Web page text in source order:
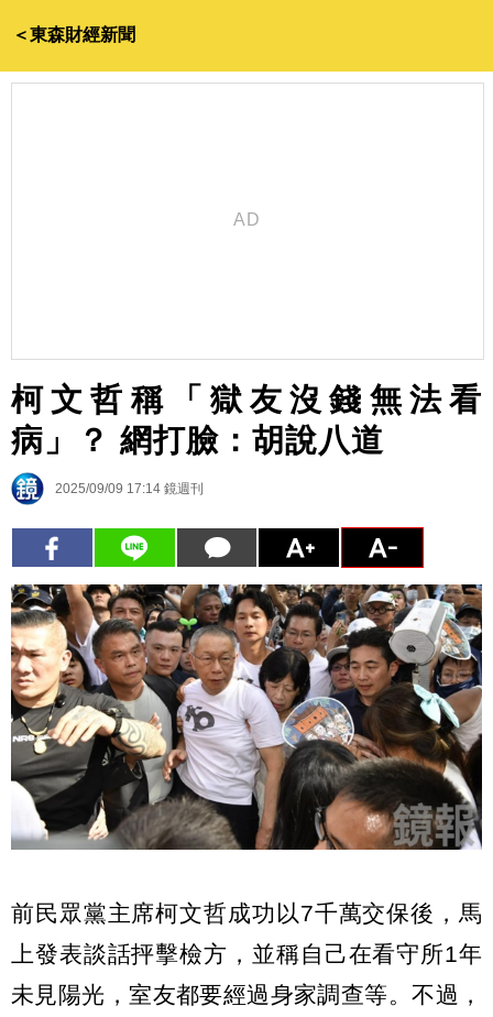
＜東森財經新聞
柯文哲稱「獄友沒錢無法看
病」？ 網打臉：胡說八道
2025/09/09 17:14 鏡週刊
前民眾黨主席柯文哲成功以7千萬交保後，馬
上發表談話抨擊檢方，並稱自己在看守所1年
未見陽光，室友都要經過身家調查等。不過，